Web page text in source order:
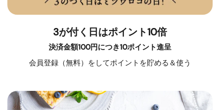
3が付く日はポイント10倍
決済金額100円につき10ポイント進呈
会員登録（無料）をしてポイントを貯める＆使う